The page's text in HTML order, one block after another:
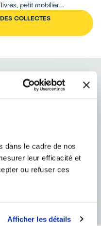
dans le cadre de nos
leur efficacité et
ou refuser ces
Afficher les détails
petit mobilier...
COLLECTES
recyclage pour Paris 6e
gros électroménager